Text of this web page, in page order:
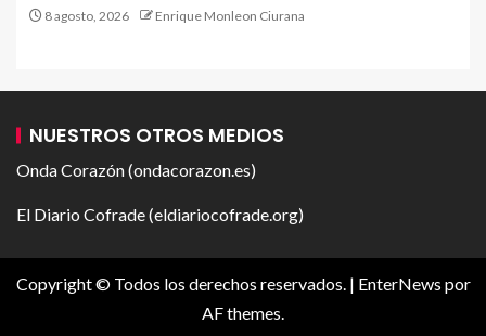
8 agosto, 2026 Enrique Monleon Ciurana
NUESTROS OTROS MEDIOS
Onda Corazón (ondacorazon.es)
El Diario Cofrade (eldiariocofrade.org)
Copyright © Todos los derechos reservados. | EnterNews por
AF themes.